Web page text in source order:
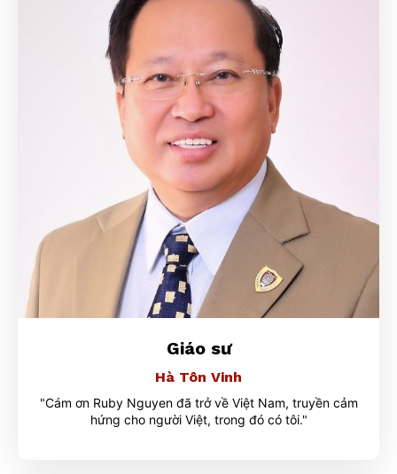
Giáo sư
Hà Tôn Vinh
"Cám ơn Ruby Nguyen đã trở về Việt Nam, truyền cảm
hứng cho người Việt, trong đó có tôi."